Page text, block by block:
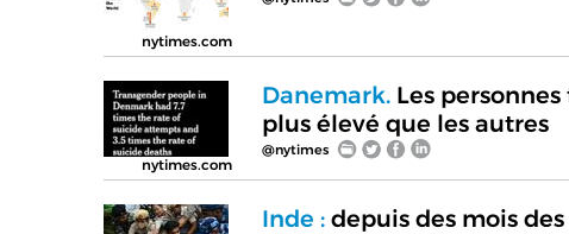
nytimes.com
nytimes.com
Danemark.Les
plus élevé que les autres
@nytimes
Inde :depuis des mois